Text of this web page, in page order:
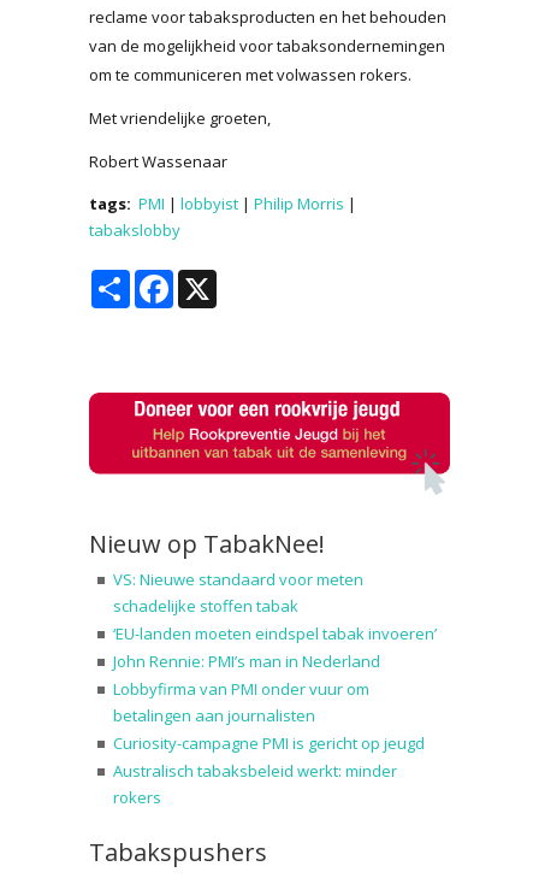
reclame voor tabaksproducten en het behouden
van de mogelijkheid voor tabaksondernemingen
om te communiceren met volwassen rokers.
Met vriendelijke groeten,
Robert Wassenaar
tags: PMI | lobbyist | Philip Morris |
tabakslobby
Share Facebook
Nieuw op TabakNee!
VS: Nieuwe standaard voor meten
schadelijke stoffen tabak
‘EU-landen moeten eindspel tabak invoeren’
John Rennie: PMI’s man in Nederland
Lobbyfirma van PMI onder vuur om
betalingen aan journalisten
Curiosity-campagne PMI is gericht op jeugd
Australisch tabaksbeleid werkt: minder
rokers
Tabakspushers